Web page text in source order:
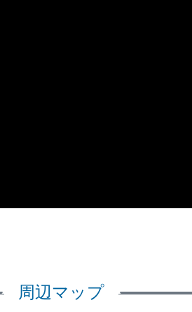
周辺マップ